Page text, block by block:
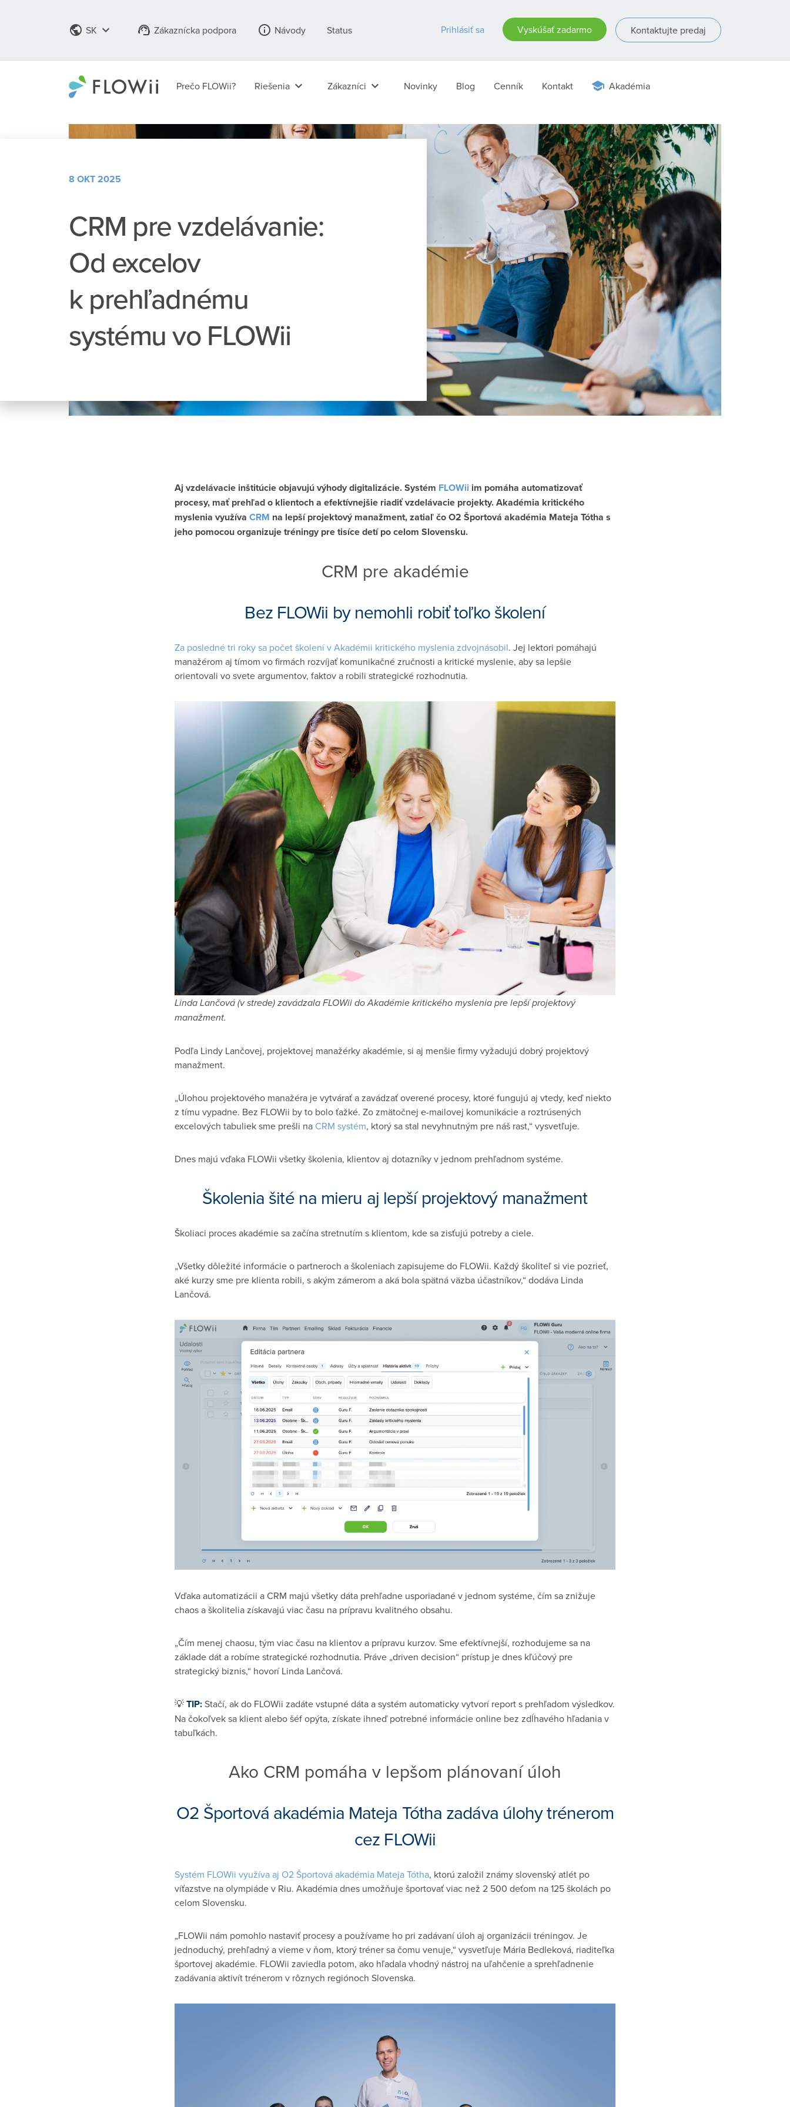
public SK keyboard_arrow_down support_agent Zákaznícka podpora info_outline Návody Status Prihlásiť sa Vyskúšať zadarmo Kontaktujte predaj
Prečo FLOWii? Riešenia keyboard_arrow_down Zákazníci keyboard_arrow_down Novinky Blog Cenník Kontakt Akadémia
8 OKT 2025
CRM pre vzdelávanie:
Od excelov
k prehľadnému
systému vo FLOWii
Aj vzdelávacie inštitúcie objavujú výhody digitalizácie. Systém FLOWii im pomáha automatizovať
procesy, mať prehľad o klientoch a efektívnejšie riadiť vzdelávacie projekty. Akadémia kritického
myslenia využíva CRM na lepší projektový manažment, zatiaľ čo O2 Športová akadémia Mateja Tótha s
jeho pomocou organizuje tréningy pre tisíce detí po celom Slovensku.
CRM pre akadémie
Bez FLOWii by nemohli robiť toľko školení
Za posledné tri roky sa počet školení v Akadémii kritického myslenia zdvojnásobil. Jej lektori pomáhajú
manažérom aj tímom vo firmách rozvíjať komunikačné zručnosti a kritické myslenie, aby sa lepšie
orientovali vo svete argumentov, faktov a robili strategické rozhodnutia.
Linda Lančová (v strede) zavádzala FLOWii do Akadémie kritického myslenia pre lepší projektový
manažment.
Podľa Lindy Lančovej, projektovej manažérky akadémie, si aj menšie firmy vyžadujú dobrý projektový
manažment.
„Úlohou projektového manažéra je vytvárať a zavádzať overené procesy, ktoré fungujú aj vtedy, keď niekto
z tímu vypadne. Bez FLOWii by to bolo ťažké. Zo zmätočnej e-mailovej komunikácie a roztrúsených
excelových tabuliek sme prešli na CRM systém, ktorý sa stal nevyhnutným pre náš rast,“ vysvetľuje.
Dnes majú vďaka FLOWii všetky školenia, klientov aj dotazníky v jednom prehľadnom systéme.
Školenia šité na mieru aj lepší projektový manažment
Školiaci proces akadémie sa začína stretnutím s klientom, kde sa zisťujú potreby a ciele.
„Všetky dôležité informácie o partneroch a školeniach zapisujeme do FLOWii. Každý školiteľ si vie pozrieť,
aké kurzy sme pre klienta robili, s akým zámerom a aká bola spätná väzba účastníkov,“ dodáva Linda
Lančová.
Vďaka automatizácii a CRM majú všetky dáta prehľadne usporiadané v jednom systéme, čím sa znižuje
chaos a školitelia získavajú viac času na prípravu kvalitného obsahu.
„Čím menej chaosu, tým viac času na klientov a prípravu kurzov. Sme efektívnejší, rozhodujeme sa na
základe dát a robíme strategické rozhodnutia. Práve „driven decision“ prístup je dnes kľúčový pre
strategický biznis,“ hovorí Linda Lančová.
💡TIP:Stačí, ak do FLOWii zadáte vstupné dáta a systém automaticky vytvorí report s prehľadom výsledkov.
Na čokoľvek sa klient alebo šéf opýta, získate ihneď potrebné informácie online bez zdĺhavého hľadania v
tabuľkách.
Ako CRM pomáha v lepšom plánovaní úloh
O2 Športová akadémia Mateja Tótha zadáva úlohy trénerom
cez FLOWii
Systém FLOWii využíva aj O2 Športová akadémia Mateja Tótha, ktorú založil známy slovenský atlét po
víťazstve na olympiáde v Riu. Akadémia dnes umožňuje športovať viac než 2 500 deťom na 125 školách po
celom Slovensku.
„FLOWii nám pomohlo nastaviť procesy a používame ho pri zadávaní úloh aj organizácii tréningov. Je
jednoduchý, prehľadný a vieme v ňom, ktorý tréner sa čomu venuje,“ vysvetľuje Mária Bedleková, riaditeľka
športovej akadémie. FLOWii zaviedla potom, ako hľadala vhodný nástroj na uľahčenie a sprehľadnenie
zadávania aktivít trénerom v rôznych regiónoch Slovenska.